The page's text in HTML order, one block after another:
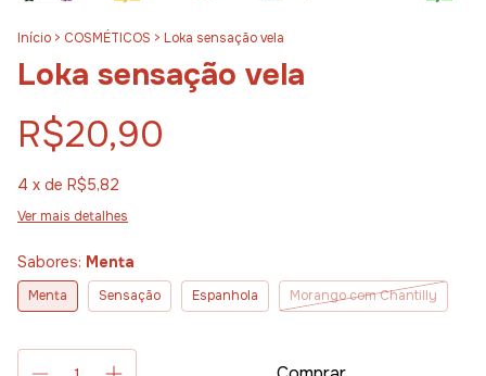
Início > COSMÉTICOS > Loka sensação vela
Loka sensação vela
R$20,90
4 x de R$5,82
Ver mais detalhes
Sabores: Menta
Menta Sensação Espanhola Morango com Chantilly